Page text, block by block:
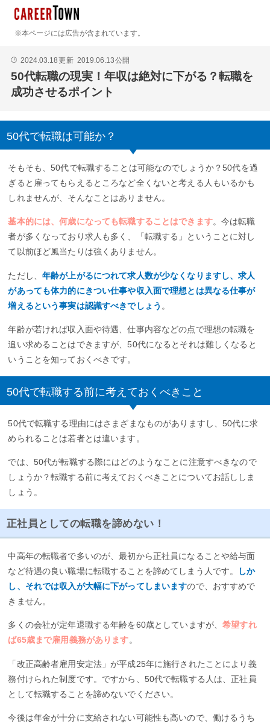
※本ページには広告が含まれています。
🕒 2024.03.18更新 2019.06.13公開
50代転職の現実！年収は絶対に下がる？転職を
成功させるポイント
50代で転職は可能か？
そもそも、50代で転職することは可能なのでしょうか？50代を過
ぎると雇ってもらえるところなど全くないと考える人もいるかも
しれませんが、そんなことはありません。
基本的には、何歳になっても転職することはできます。今は転職
者が多くなっており求人も多く、「転職する」ということに対し
て以前ほど風当たりは強くありません。
ただし、年齢が上がるにつれて求人数が少なくなりますし、求人
があっても体力的にきつい仕事や収入面で理想とは異なる仕事が
増えるという事実は認識すべきでしょう 。
年齢が若ければ収入面や待遇、仕事内容などの点で理想の転職を
追い求めることはできますが、50代になるとそれは難しくなると
いうことを知っておくべきです。
50代で転職する前に考えておくべきこと
50代で転職する理由にはさまざまなものがありますし、50代に求
められることは若者とは違います。
では、50代が転職する際にはどのようなことに注意すべきなので
しょうか？転職する前に考えておくべきことについてお話ししま
しょう。
正社員としての転職を諦めない！
中高年の転職者で多いのが、最初から正社員になることや給与面
など待遇の良い職場に転職することを諦めてしまう人です。
しか
し、それでは収入が大幅に下がってしまいますので、おすすめで
きません。
多くの会社が定年退職する年齢を60歳としていますが、希望すれ
ば65歳まで雇用義務があります。
「改正高齢者雇用安定法」が平成25年に施行されたことにより義
務付けられた制度です。ですから、50代で転職する人は、正社員
として転職することを諦めないでください。
今後は年金が十分に支給されない可能性も高いので、働けるうち